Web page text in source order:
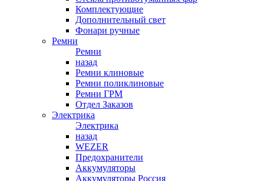
Комплектующие
Дополнительный свет
Фонари ручные
Ремни
Ремни
назад
Ремни клиновые
Ремни поликлиновые
Ремни ГРМ
Отдел Заказов
Электрика
Электрика
назад
WEZER
Предохранители
Аккумуляторы
Аккумуляторы Россия